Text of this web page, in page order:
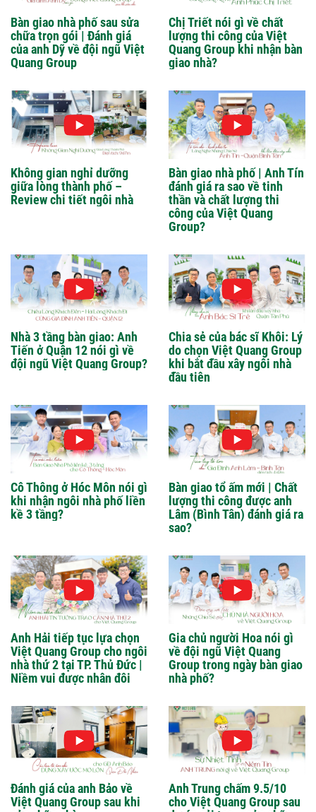
Bàn giao nhà phố sau sửa
chữa trọn gói | Đánh giá
của anh Dỹ về đội ngũ Việt
Quang Group
Chị Triết nói gì về chất
lượng thi công của Việt
Quang Group khi nhận bàn
giao nhà?
Không gian nghỉ dưỡng
giữa lòng thành phố –
Review chi tiết ngôi nhà
Bàn giao nhà phố | Anh Tín
đánh giá ra sao về tinh
thần và chất lượng thi
công của Việt Quang
Group?
Nhà 3 tầng bàn giao: Anh
Tiến ở Quận 12 nói gì về
đội ngũ Việt Quang Group?
Chia sẻ của bác sĩ Khôi: Lý
do chọn Việt Quang Group
khi bắt đầu xây ngôi nhà
đầu tiên
Cô Thông ở Hóc Môn nói gì
khi nhận ngôi nhà phố liền
kề 3 tầng?
Bàn giao tổ ấm mới | Chất
lượng thi công được anh
Lâm (Bình Tân) đánh giá ra
sao?
Anh Hải tiếp tục lựa chọn
Việt Quang Group cho ngôi
nhà thứ 2 tại TP. Thủ Đức |
Niềm vui được nhân đôi
Gia chủ người Hoa nói gì
về đội ngũ Việt Quang
Group trong ngày bàn giao
nhà phố?
Đánh giá của anh Bảo về
Việt Quang Group sau khi
Anh Trung chấm 9.5/10
cho Việt Quang Group sau